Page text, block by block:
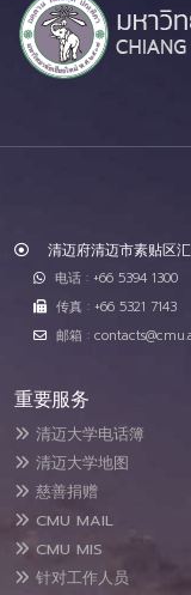
清迈府清迈市素贴区
电话 : +66 5394 1300
传真 : +66 5321 7143
邮箱 :
重要服务
清迈大学电话簿
清迈大学地图
慈善捐赠
CMU MAIL
CMU MIS
针对工作人员